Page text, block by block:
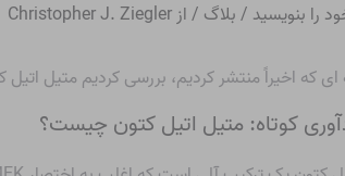
را بنویسید /بلاگ / از Christopher J. Ziegler
ای که اخیراً منتشر کردیم، بررسی کردیم متیل
کوتاه: متیل اتیل کتون چیست؟